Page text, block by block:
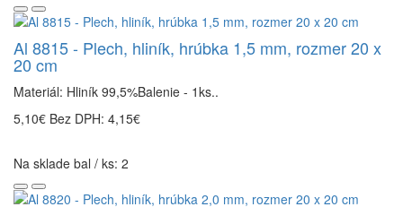
Al 8815 - Plech, hliník, hrúbka 1,5 mm, rozmer 20 x
20 cm
Materiál: Hliník 99,5%Balenie - 1ks..
5,10€ Bez DPH: 4,15€
Na sklade bal / ks: 2